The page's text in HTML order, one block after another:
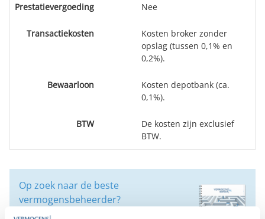
Prestatievergoeding Nee
Transactiekosten
Kosten broker zonder
opslag (tussen 0,1% en
0,2%).
Bewaarloon
Kosten depotbank (ca.
0,1%).
BTW
De kosten zijn exclusief
BTW.
Op zoek naar de beste
vermogensbeheerder?
Bent u op zoek naar de voor u beste